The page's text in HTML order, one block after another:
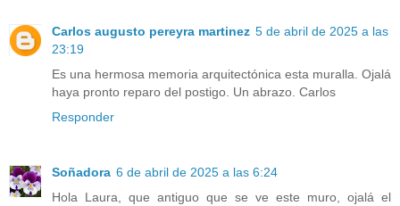
Carlos augusto pereyra martinez 5 de abril de 2025 a las
23:19
Es una hermosa memoria arquitectónica esta muralla. Ojalá
haya pronto reparo del postigo. Un abrazo. Carlos
Responder
Soñadora 6 de abril de 2025 a las 6:24
Hola Laura, que antiguo que se ve este muro, ojalá el